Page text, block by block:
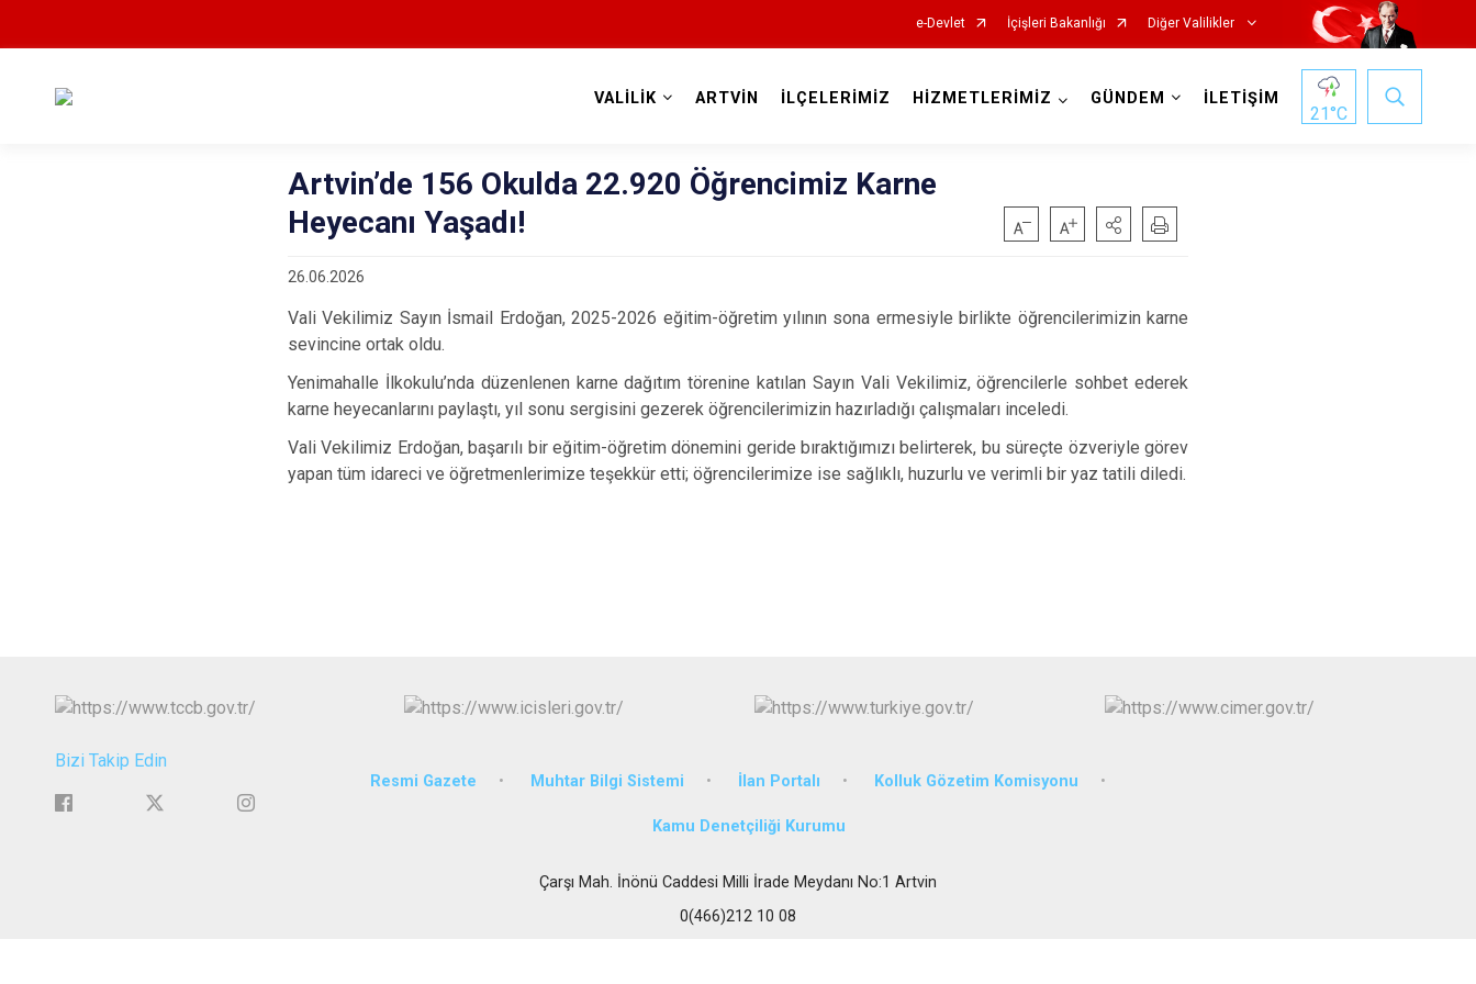
e-Devlet İçişleri Bakanlığı Diğer Valilikler
VALİLİK ARTVİN İLÇELERİMİZ HİZMETLERİMİZ GÜNDEM İLETİŞİM
21°C
Artvin’de 156 Okulda 22.920 Öğrencimiz Karne
Heyecanı Yaşadı!
26.06.2026
Vali Vekilimiz Sayın İsmail Erdoğan, 2025-2026 eğitim-öğretim yılının sona ermesiyle birlikte öğrencilerimizin karne
sevincine ortak oldu.
Yenimahalle İlkokulu’nda düzenlenen karne dağıtım törenine katılan Sayın Vali Vekilimiz, öğrencilerle sohbet ederek
karne heyecanlarını paylaştı, yıl sonu sergisini gezerek öğrencilerimizin hazırladığı çalışmaları inceledi.
Vali Vekilimiz Erdoğan, başarılı bir eğitim-öğretim dönemini geride bıraktığımızı belirterek, bu süreçte özveriyle görev
yapan tüm idareci ve öğretmenlerimize teşekkür etti; öğrencilerimize ise sağlıklı, huzurlu ve verimli bir yaz tatili diledi.
Bizi Takip Edin
Resmi Gazete Muhtar Bilgi Sistemi İlan Portalı Kolluk Gözetim Komisyonu
Kamu Denetçiliği Kurumu
Çarşı Mah. İnönü Caddesi Milli İrade Meydanı No:1 Artvin
0(466)212 10 08